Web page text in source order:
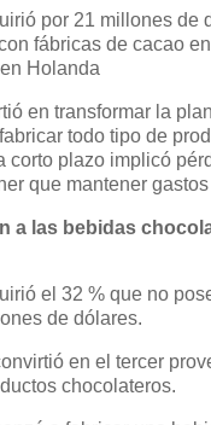
por 21 millones de
fábricas de cacao
Holanda
en transformar la
todo tipo de
corto plazo implicó
que mantener
a las bebidas
el 32 % que no
de dólares.
en el tercer
chocolateros.